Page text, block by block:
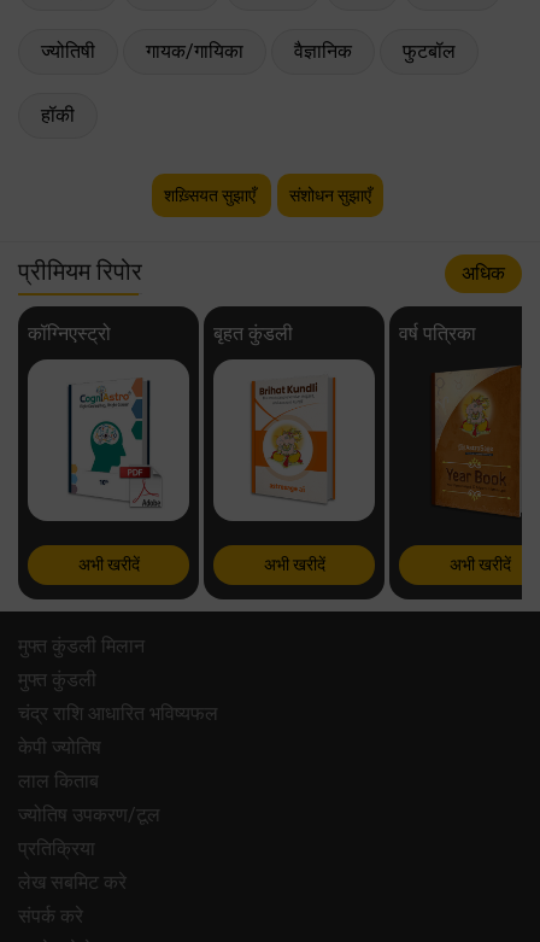
ज्योतिषी गायक/गायिका वैज्ञानिक फुटबॉल
हॉकी
शख़्सियत सुझाएँ संशोधन सुझाएँ
प्रीमियम रिपोर अधिक
कॉग्निएस्ट्रो
अभी खरीदें
बृहत कुंडली
अभी खरीदें
वर्ष पत्रिका
अभी खरीदें
मुफ्त कुंडली मिलान
मुफ्त कुंडली
चंद्र राशि आधारित भविष्यफल
केपी ज्योतिष
लाल किताब
ज्योतिष उपकरण/टूल
प्रतिक्रिया
लेख सबमिट करे
संपर्क करे